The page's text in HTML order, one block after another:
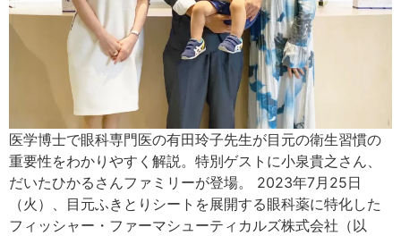
医学博士で眼科専門医の有田玲子先生が目元の衛生習慣の
重要性をわかりやすく解説。特別ゲストに小泉貴之さん、
だいたひかるさんファミリーが登場。 2023年7月25日
（火）、目元ふきとりシートを展開する眼科薬に特化した
フィッシャー・ファーマシューティカルズ株式会社（以